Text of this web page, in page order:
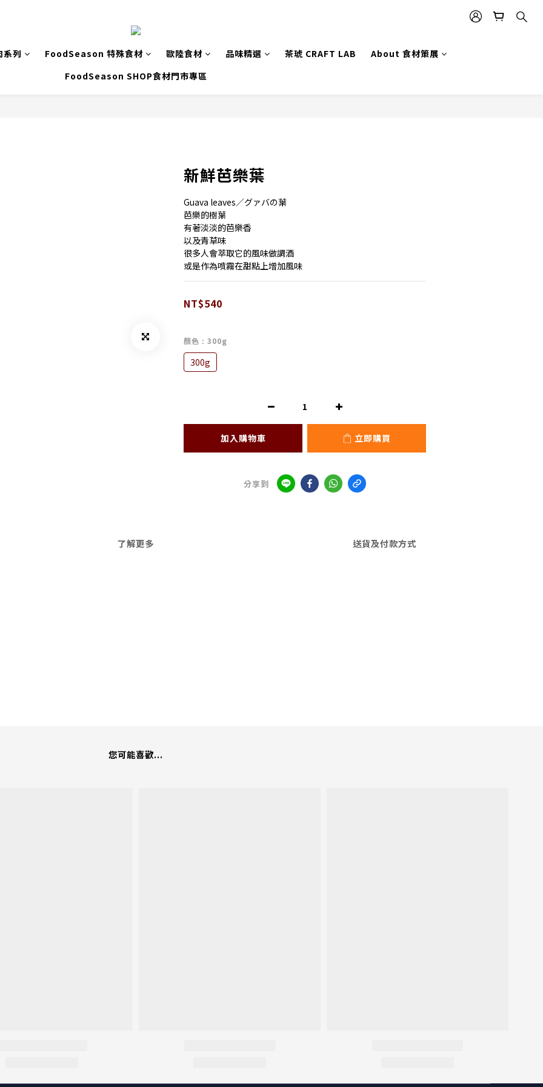
列 FoodSeason 特殊食材 歐陸食材 品味精選 茶琥 CRAFT LAB
About 食材策展
FoodSeason SHOP食材門市專區
新鮮芭樂葉
Guava leaves／グァバの葉
芭樂的樹葉
有著淡淡的芭樂香
以及青草味
很多人會萃取它的風味做調酒
或是作為噴霧在甜點上增加風味
NT$540
顏色 : 300g
300g
加入購物車 立即購買
分享到
了解更多 送貨及付款方式
您可能喜歡...